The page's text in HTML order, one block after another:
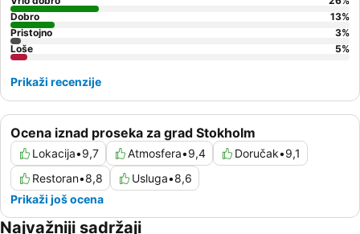
Ocena iznad proseka za grad Stokholm
Lokacija•9,7 Atmosfera•9,4 Doručak•9,1
Restoran•8,8 Usluga•8,6
Prikaži još ocena
Dobro
13%
Pristojno
3%
Loše
5%
Prikaži recenzije
Najvažniji sadržaji